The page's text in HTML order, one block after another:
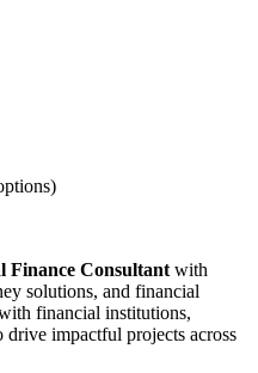
Finance Consultant with
solutions, and financial
financial institutions,
drive impactful projects across